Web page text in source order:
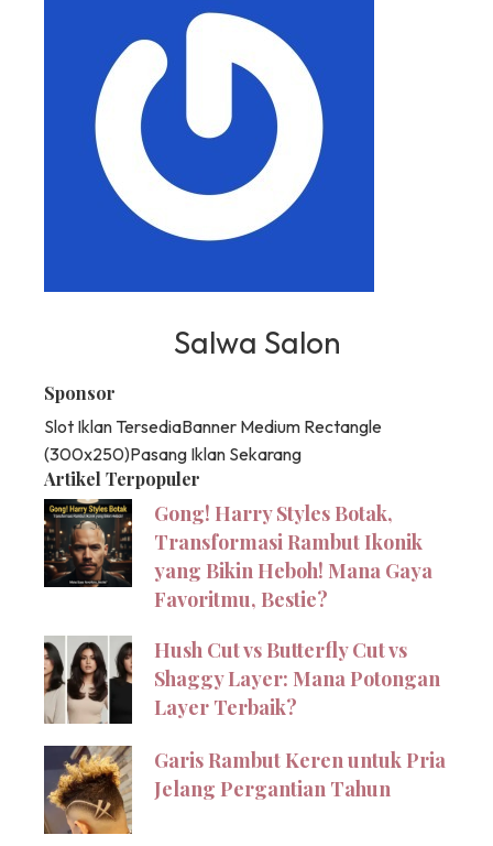
Salwa Salon
Sponsor
Slot Iklan TersediaBanner Medium Rectangle
(300x250)Pasang Iklan Sekarang
Artikel Terpopuler
Gong! Harry Styles Botak,
Transformasi Rambut Ikonik
yang Bikin Heboh! Mana Gaya
Favoritmu, Bestie?
Hush Cut vs Butterfly Cut vs
Shaggy Layer: Mana Potongan
Layer Terbaik?
Garis Rambut Keren untuk Pria
Jelang Pergantian Tahun